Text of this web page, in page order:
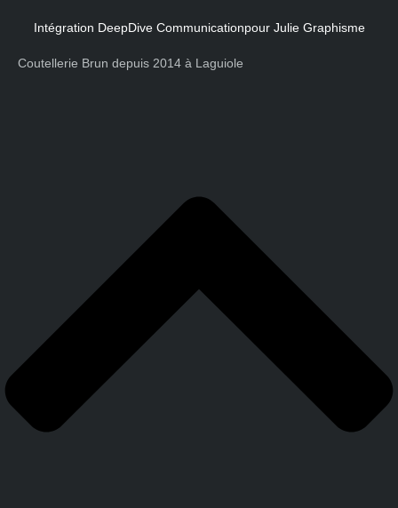
Intégration DeepDive Communicationpour Julie Graphisme
Coutellerie Brun depuis 2014 à Laguiole